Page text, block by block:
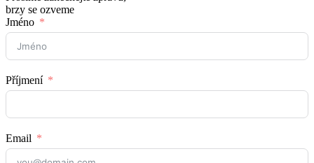
brzy se ozveme
Jméno
Příjmení
Email